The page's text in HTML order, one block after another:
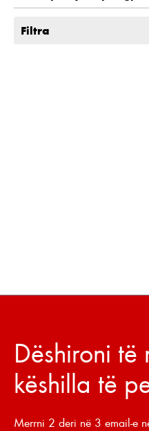
Filtra
Dëshironi
këshilla të
Merrni 2 deri në 3 email-e